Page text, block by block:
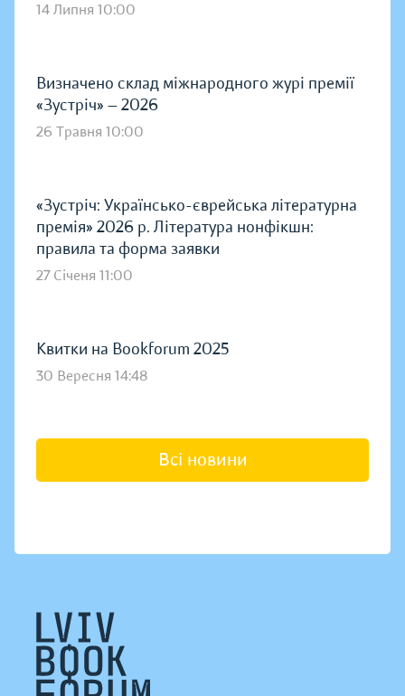
14 Липня 10:00
Визначено склад міжнародного журі премії
«Зустріч» — 2026
26 Травня 10:00
«Зустріч: Українсько-єврейська літературна
премія» 2026 р. Література нонфікшн:
правила та форма заявки
27 Січеня 11:00
Квитки на Bookforum 2025
30 Вересня 14:48
Всі новини